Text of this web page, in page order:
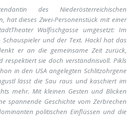
des Niederösterreichischen
hat dieses Zwei-Personenstück mit einer
Walfischgasse umgesetzt: Im
und der Text. Hackl hat das
er an die gemeinsame Zeit zurück,
sie doch verständnisvoll. Pikls
in den USA angelegten Schlitzohrgene
lässt die Sau raus und kaschiert im
mehr. Mit kleinen Gesten und Blicken
spannende Geschichte vom Zerbrechen
politischen Einflüssen und die